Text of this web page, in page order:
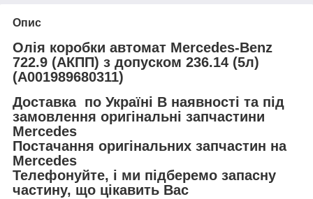
Опис
Олія коробки автомат Mercedes-Benz
722.9 (АКПП) з допуском 236.14 (5л)
(A001989680311)
Доставка по Україні В наявності та під
замовлення оригінальні запчастини
Mercedes
Постачання оригінальних запчастин на
Mercedes
Телефонуйте, і ми підберемо запасну
частину, що цікавить Вас